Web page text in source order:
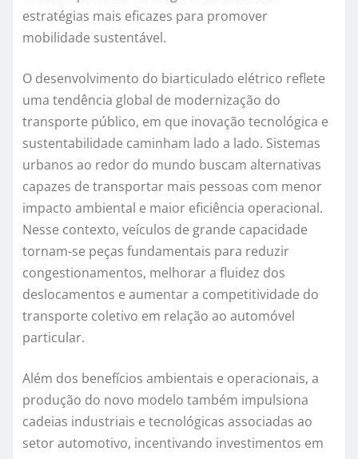
estratégias mais eficazes para promover
mobilidade sustentável.
O desenvolvimento do biarticulado elétrico reflete
uma tendência global de modernização do
transporte público, em que inovação tecnológica e
sustentabilidade caminham lado a lado. Sistemas
urbanos ao redor do mundo buscam alternativas
capazes de transportar mais pessoas com menor
impacto ambiental e maior eficiência operacional.
Nesse contexto, veículos de grande capacidade
tornam-se peças fundamentais para reduzir
congestionamentos, melhorar a fluidez dos
deslocamentos e aumentar a competitividade do
transporte coletivo em relação ao automóvel
particular.
Além dos benefícios ambientais e operacionais, a
produção do novo modelo também impulsiona
cadeias industriais e tecnológicas associadas ao
setor automotivo, incentivando investimentos em